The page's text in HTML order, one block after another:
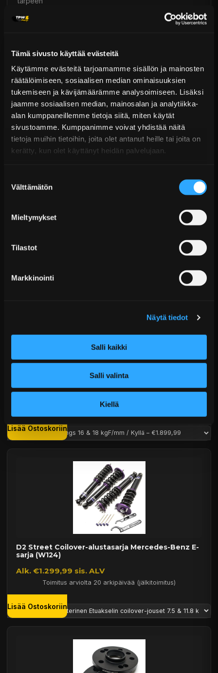
Tämä sivusto käyttää evästeitä
Käytämme evästeitä tarjoamamme sisällön ja mainosten
räätälöimiseen, sosiaalisen median ominaisuuksien
tukemiseen ja kävijämäärämme analysoimiseen. Lisäksi
jaamme sosiaalisen median, mainosalan ja analytiikka-
alan kumppaneillemme tietoja siitä, miten käytät
sivustoamme. Kumppanimme voivat yhdistää näitä
tietoja muihin tietoihin, joita olet antanut heille tai joita on
kerätty, kun olet käyttänyt heidän palvelujaan.
valinta
Välttämätön
Mieltymykset
Tilastot
Markkinointi
Näytä tiedot
Salli kaikki
Salli valinta
Kiellä
Yläkiinnikkeet: Alumiiniset pallonivelet camber-säädöllä
laajennettavissa 32 tai 64 portaaseen EDFC-
järjestelmällä
Mono Sport -sarjan iskunvaimentimien huolto- ja
kunnostuspalvelut ovat saatavilla Teiniltä. Japanilainen
valmistus takaa erinomaisen laadun, korkean
luotettavuuden ja pitkän käyttöiän.
Toimitus & Palautukset
Kaupan sijainnissa olevat tuotteet 1–3 arkipäivässä
Puhelin:+358 449011828
Alk. €1.751,99 sis. ALV
Toimitus arviolta 20 arkipäivää (jälkitoimitus)
Lisää Ostoskoriin
D2 Street Coilover-alustasarja Mercedes-Benz E-
sarja (W124)
Alk. €1.299,99 sis. ALV
Toimitus arviolta 20 arkipäivää (jälkitoimitus)
Lisää Ostoskoriin